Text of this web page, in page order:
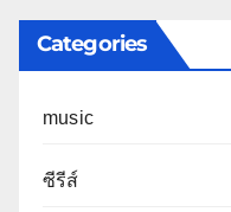
Categories
music
ซีรีส์